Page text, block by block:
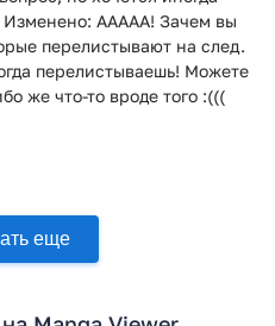
ААААА! Зачем вы
перелистывают на след.
перелистываешь! Можете
же что-то вроде того :(((
еще